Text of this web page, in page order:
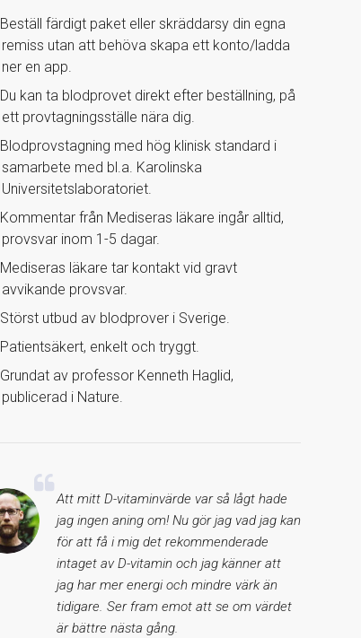
Beställ färdigt paket eller skräddarsy din egna
remiss utan att behöva skapa ett konto/ladda
ner en app.
Du kan ta blodprovet direkt efter beställning, på
ett provtagningsställe nära dig.
Blodprovstagning med hög klinisk standard i
samarbete med bl.a. Karolinska
Universitetslaboratoriet.
Kommentar från Mediseras läkare ingår alltid,
provsvar inom 1-5 dagar.
Mediseras läkare tar kontakt vid gravt
avvikande provsvar.
Störst utbud av blodprover i Sverige.
Patientsäkert, enkelt och tryggt.
Grundat av professor Kenneth Haglid,
publicerad i Nature.
Att mitt D-vitaminvärde var så lågt hade
jag ingen aning om! Nu gör jag vad jag kan
för att få i mig det rekommenderade
intaget av D-vitamin och jag känner att
jag har mer energi och mindre värk än
tidigare. Ser fram emot att se om värdet
är bättre nästa gång.